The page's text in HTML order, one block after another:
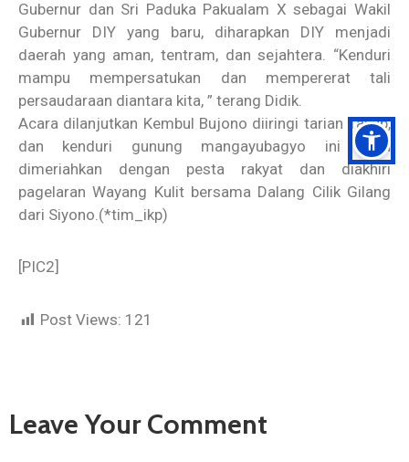
Gubernur dan Sri Paduka Pakualam X sebagai Wakil
Gubernur DIY yang baru, diharapkan DIY menjadi
daerah yang aman, tentram, dan sejahtera. “Kenduri
mampu mempersatukan dan mempererat tali
persaudaraan diantara kita, ” terang Didik.
Acara dilanjutkan Kembul Bujono diiringi tarian Tayub,
dan kenduri gunung mangayubagyo ini akan
dimeriahkan dengan pesta rakyat dan diakhiri
pagelaran Wayang Kulit bersama Dalang Cilik Gilang
dari Siyono.(*tim_ikp)
[PIC2]
Post Views: 121
Leave Your Comment